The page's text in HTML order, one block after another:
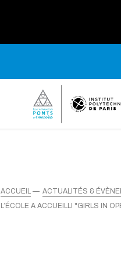
ACCUEIL
ACTUALITÉS &
L’ÉCOLE A ACCUEILLI "GIRLS IN